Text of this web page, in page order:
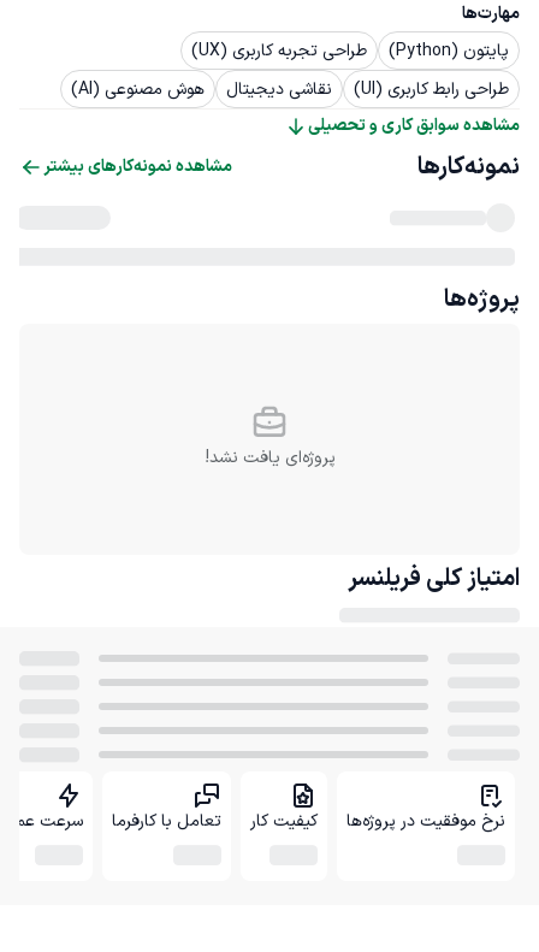
مهارت‌ها
پایتون (Python)
طراحی تجربه کاربری (UX)
طراحی رابط کاربری (UI)
نقاشی دیجیتال
هوش مصنوعی (AI)
مشاهده سوابق کاری و تحصیلی
نمونه‌کارها مشاهده نمونه‌کارهای بیشتر
پروژه‌ها
پروژه‌ای یافت نشد!
امتیاز کلی فریلنسر
نرخ موفقیت در پروژه‌ها کیفیت کار تعامل با کارفرما سرعت عمل